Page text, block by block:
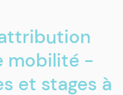
mobilité -
et stages à